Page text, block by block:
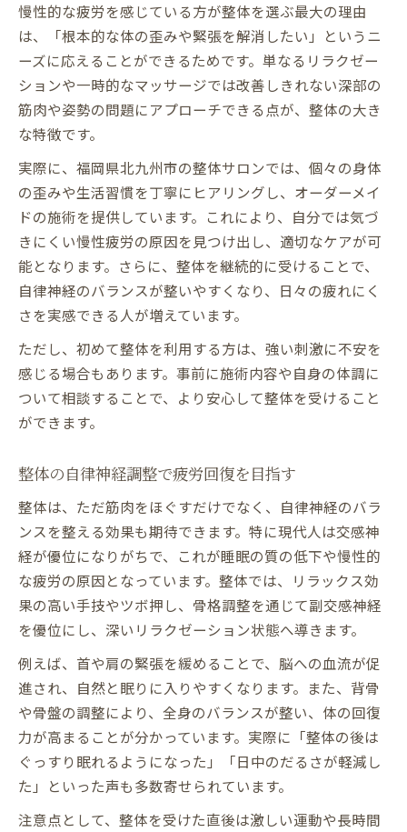
慢性的な疲労を感じている方が整体を選ぶ最大の理由
は、「根本的な体の歪みや緊張を解消したい」というニ
ーズに応えることができるためです。単なるリラクゼー
ションや一時的なマッサージでは改善しきれない深部の
筋肉や姿勢の問題にアプローチできる点が、整体の大き
な特徴です。
実際に、福岡県北九州市の整体サロンでは、個々の身体
の歪みや生活習慣を丁寧にヒアリングし、オーダーメイ
ドの施術を提供しています。これにより、自分では気づ
きにくい慢性疲労の原因を見つけ出し、適切なケアが可
能となります。さらに、整体を継続的に受けることで、
自律神経のバランスが整いやすくなり、日々の疲れにく
さを実感できる人が増えています。
ただし、初めて整体を利用する方は、強い刺激に不安を
感じる場合もあります。事前に施術内容や自身の体調に
ついて相談することで、より安心して整体を受けること
ができます。
整体の自律神経調整で疲労回復を目指す
整体は、ただ筋肉をほぐすだけでなく、自律神経のバラ
ンスを整える効果も期待できます。特に現代人は交感神
経が優位になりがちで、これが睡眠の質の低下や慢性的
な疲労の原因となっています。整体では、リラックス効
果の高い手技やツボ押し、骨格調整を通じて副交感神経
を優位にし、深いリラクゼーション状態へ導きます。
例えば、首や肩の緊張を緩めることで、脳への血流が促
進され、自然と眠りに入りやすくなります。また、背骨
や骨盤の調整により、全身のバランスが整い、体の回復
力が高まることが分かっています。実際に「整体の後は
ぐっすり眠れるようになった」「日中のだるさが軽減し
た」といった声も多数寄せられています。
注意点として、整体を受けた直後は激しい運動や長時間